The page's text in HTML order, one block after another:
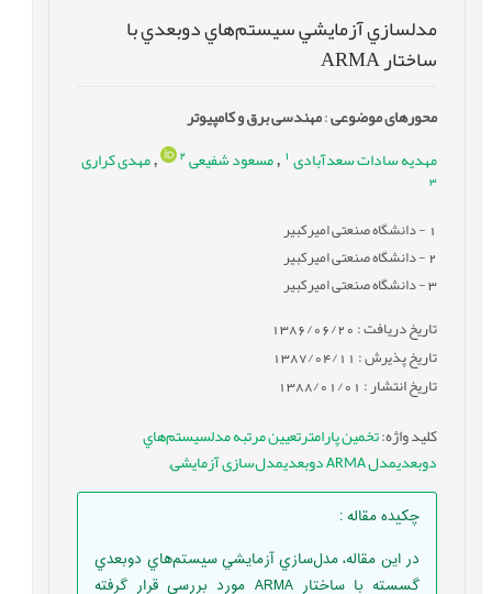
مدلسازي آزمايشي سيستم‌هاي دوبعدي با
ساختار ARMA
محورهای موضوعی:مهندسی برق و کامپیوتر
مهدیه سادات سعدآبادی , مسعود شفیعی 2
,مهدی کراری
3
- دانشگاه صنعتی امیرکبیر
2- دانشگاه صنعتی امیرکبیر
3- دانشگاه صنعتی امیرکبیر
تاریخ دریافت : 1386/06/20
تاریخ پذیرش : 1387/04/11
تاریخ انتشار : 1388/01/01
کلید واژه:تخمین پارامترتعیین مرتبه مدلسيستم‌هاي
دوبعدیمدل ARMA دوبعدیمدل‌سازی آزمایشی
,
چکیده مقاله:
در اين مقاله، مدل‌سازي آزمايشي سيستم‌هاي دوبعدي
گسسته با ساختار ARMA مورد بررسي قرار گرفته